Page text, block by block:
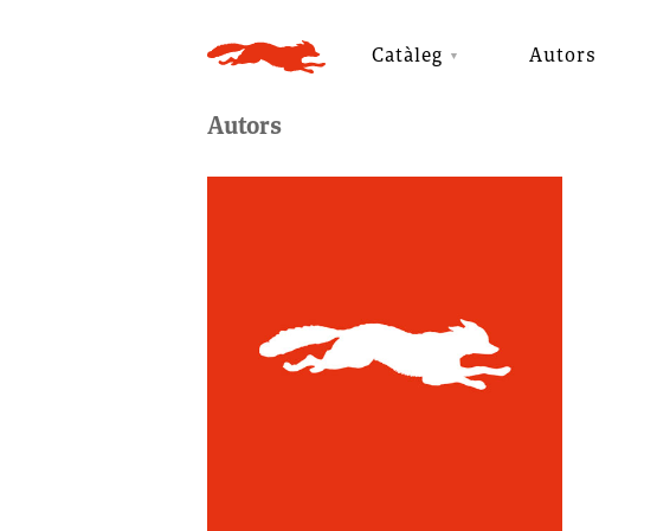
Catàleg Autors
Autors